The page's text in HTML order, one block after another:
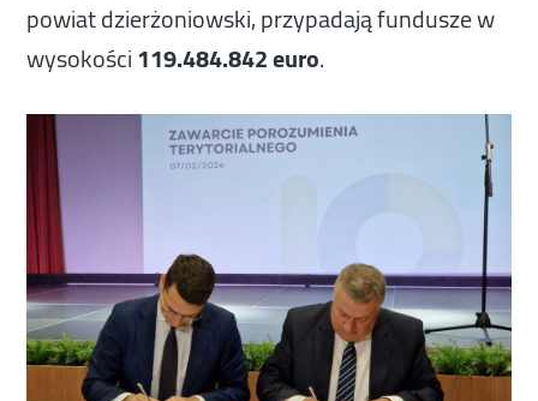
powiat dzierżoniowski, przypadają fundusze w
wysokości119.484.842 euro.